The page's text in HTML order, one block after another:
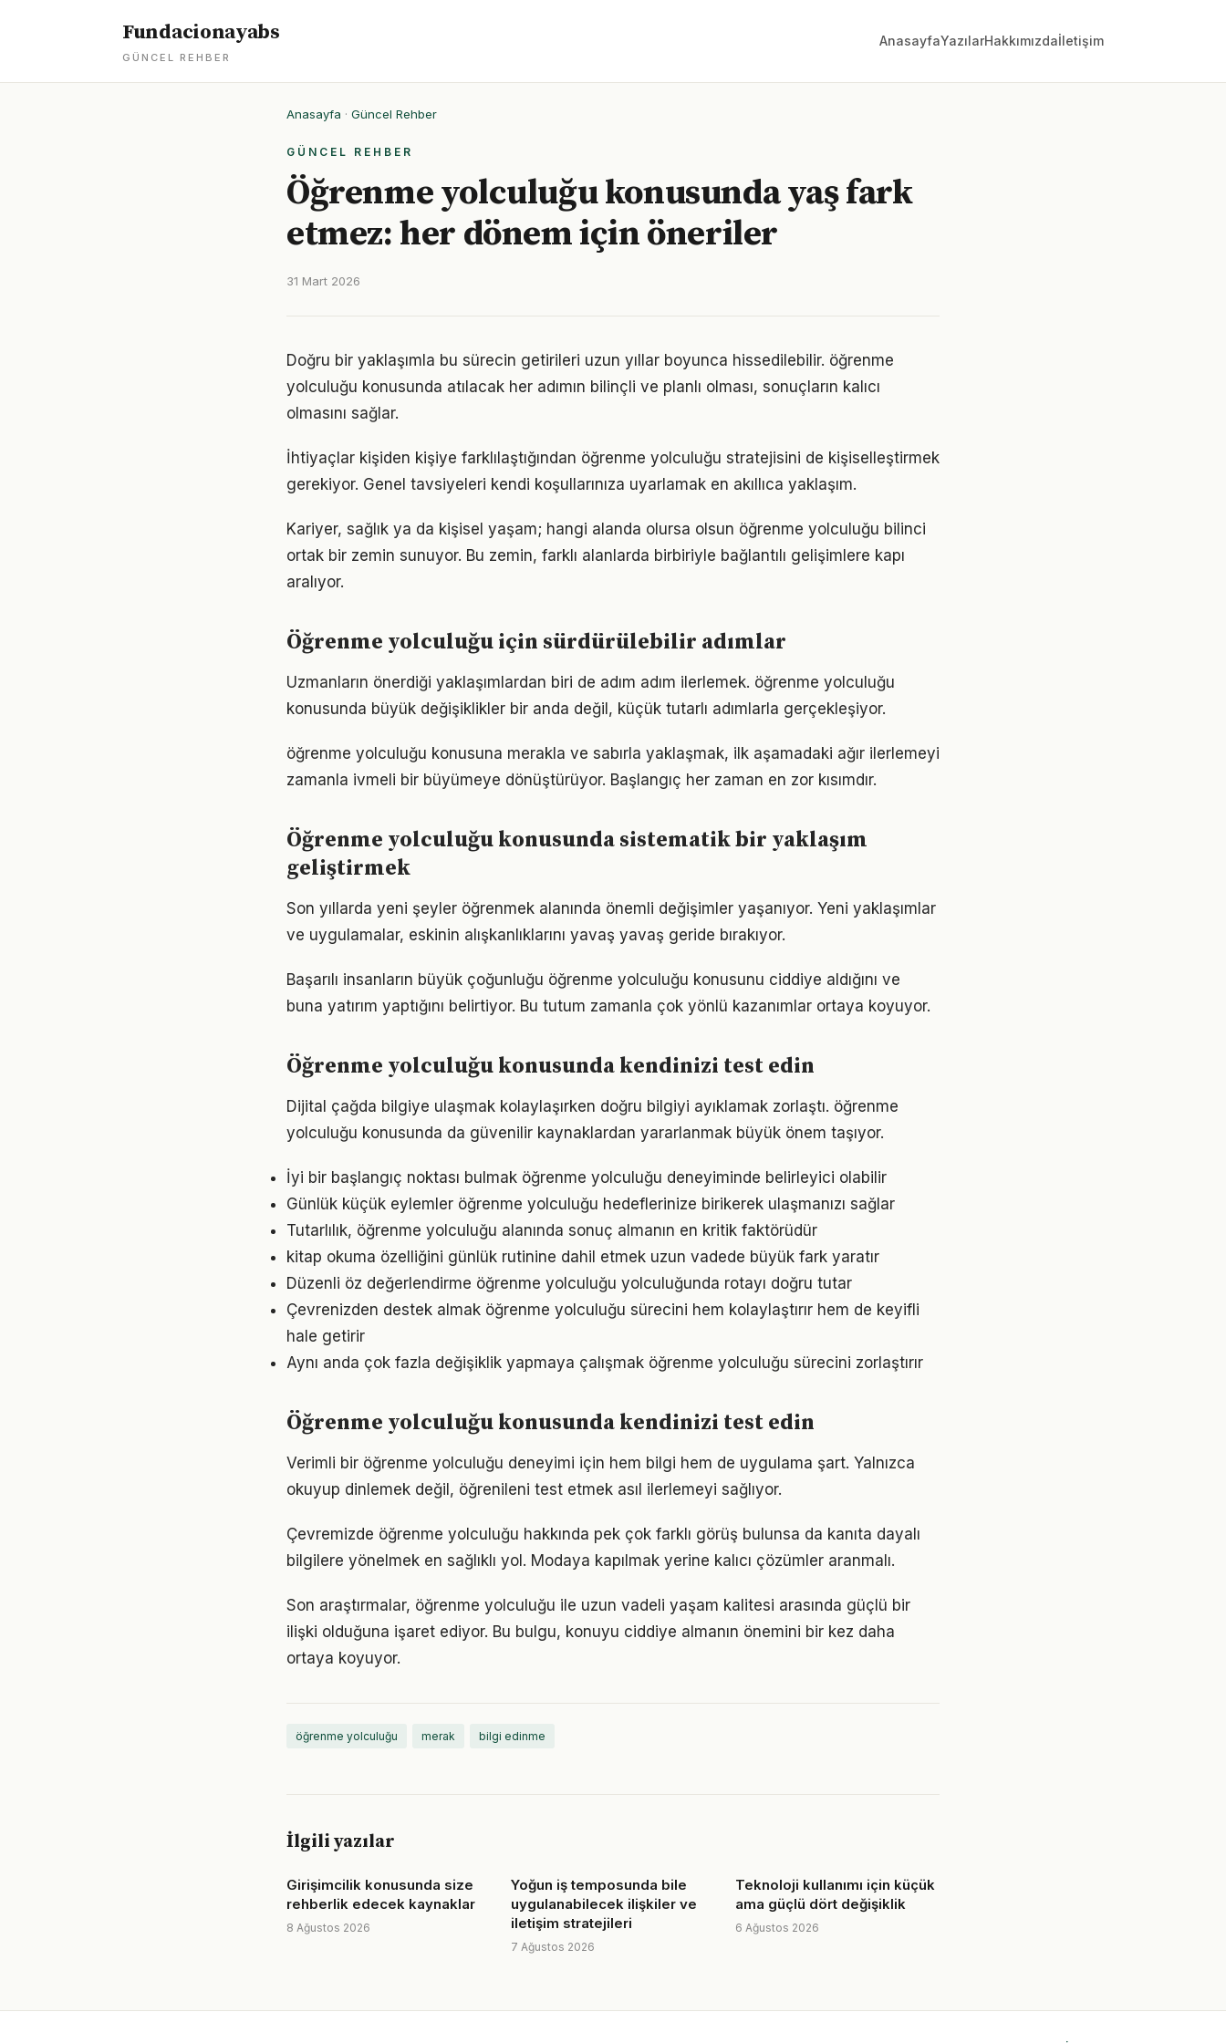
Fundacionayabs
GÜNCEL REHBER
AnasayfaYazılarHakkımızdaİletişim
Anasayfa · Güncel Rehber
GÜNCEL REHBER
Öğrenme yolculuğu konusunda yaş fark
etmez: her dönem için öneriler
31 Mart 2026
Doğru bir yaklaşımla bu sürecin getirileri uzun yıllar boyunca hissedilebilir. öğrenme
yolculuğu konusunda atılacak her adımın bilinçli ve planlı olması, sonuçların kalıcı
olmasını sağlar.
İhtiyaçlar kişiden kişiye farklılaştığından öğrenme yolculuğu stratejisini de kişiselleştirmek
gerekiyor. Genel tavsiyeleri kendi koşullarınıza uyarlamak en akıllıca yaklaşım.
Kariyer, sağlık ya da kişisel yaşam; hangi alanda olursa olsun öğrenme yolculuğu bilinci
ortak bir zemin sunuyor. Bu zemin, farklı alanlarda birbiriyle bağlantılı gelişimlere kapı
aralıyor.
Öğrenme yolculuğu için sürdürülebilir adımlar
Uzmanların önerdiği yaklaşımlardan biri de adım adım ilerlemek. öğrenme yolculuğu
konusunda büyük değişiklikler bir anda değil, küçük tutarlı adımlarla gerçekleşiyor.
öğrenme yolculuğu konusuna merakla ve sabırla yaklaşmak, ilk aşamadaki ağır ilerlemeyi
zamanla ivmeli bir büyümeye dönüştürüyor. Başlangıç her zaman en zor kısımdır.
Öğrenme yolculuğu konusunda sistematik bir yaklaşım
geliştirmek
Son yıllarda yeni şeyler öğrenmek alanında önemli değişimler yaşanıyor. Yeni yaklaşımlar
ve uygulamalar, eskinin alışkanlıklarını yavaş yavaş geride bırakıyor.
Başarılı insanların büyük çoğunluğu öğrenme yolculuğu konusunu ciddiye aldığını ve
buna yatırım yaptığını belirtiyor. Bu tutum zamanla çok yönlü kazanımlar ortaya koyuyor.
Öğrenme yolculuğu konusunda kendinizi test edin
Dijital çağda bilgiye ulaşmak kolaylaşırken doğru bilgiyi ayıklamak zorlaştı. öğrenme
yolculuğu konusunda da güvenilir kaynaklardan yararlanmak büyük önem taşıyor.
İyi bir başlangıç noktası bulmak öğrenme yolculuğu deneyiminde belirleyici olabilir
Günlük küçük eylemler öğrenme yolculuğu hedeflerinize birikerek ulaşmanızı sağlar
Tutarlılık, öğrenme yolculuğu alanında sonuç almanın en kritik faktörüdür
kitap okuma özelliğini günlük rutinine dahil etmek uzun vadede büyük fark yaratır
Düzenli öz değerlendirme öğrenme yolculuğu yolculuğunda rotayı doğru tutar
Çevrenizden destek almak öğrenme yolculuğu sürecini hem kolaylaştırır hem de keyifli
hale getirir
Aynı anda çok fazla değişiklik yapmaya çalışmak öğrenme yolculuğu sürecini zorlaştırır
Öğrenme yolculuğu konusunda kendinizi test edin
Verimli bir öğrenme yolculuğu deneyimi için hem bilgi hem de uygulama şart. Yalnızca
okuyup dinlemek değil, öğrenileni test etmek asıl ilerlemeyi sağlıyor.
Çevremizde öğrenme yolculuğu hakkında pek çok farklı görüş bulunsa da kanıta dayalı
bilgilere yönelmek en sağlıklı yol. Modaya kapılmak yerine kalıcı çözümler aranmalı.
Son araştırmalar, öğrenme yolculuğu ile uzun vadeli yaşam kalitesi arasında güçlü bir
ilişki olduğuna işaret ediyor. Bu bulgu, konuyu ciddiye almanın önemini bir kez daha
ortaya koyuyor.
öğrenme yolculuğu merak bilgi edinme
İlgili yazılar
Girişimcilik konusunda size
rehberlik edecek kaynaklar
8 Ağustos 2026
Yoğun iş temposunda bile
uygulanabilecek ilişkiler ve
iletişim stratejileri
7 Ağustos 2026
Teknoloji kullanımı için küçük
ama güçlü dört değişiklik
6 Ağustos 2026